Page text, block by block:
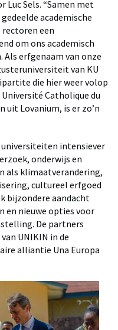
Luc Sels. “Samen met
academische
een
om ons academisch
erfgenaam van onze
van KU
die hier weer volop
Catholique du
uit Lovanium, is er zo’n
universiteiten intensiever
onderwijs en
als klimaatverandering,
cultureel erfgoed
bijzondere aandacht
en nieuwe opties voor
De partners
UNIKIN in de
alliantie Una Europa